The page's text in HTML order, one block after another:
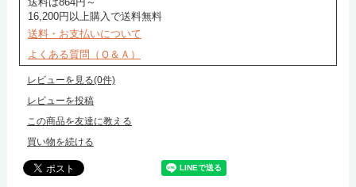
16,200円以上購入で送料無料
送料・お支払いについて
よくある質問（Ｑ＆Ａ）
レビューを見る(0件)
レビューを投稿
この商品を友達に教える
買い物を続ける